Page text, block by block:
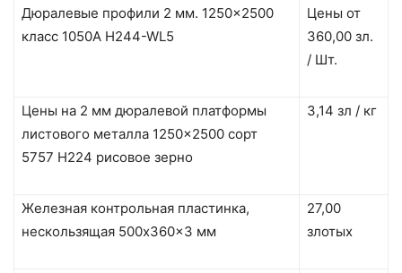
Дюралевые профили 2 мм. 1250×2500
класс 1050A H244-WL5
Цены от
360,00 зл.
/ Шт.
Цены на 2 мм дюралевой платформы
листового металла 1250×2500 сорт
5757 H224 рисовое зерно
3,14 зл / кг
Железная контрольная пластинка,
нескользящая 500x360x3 мм
27,00
злотых